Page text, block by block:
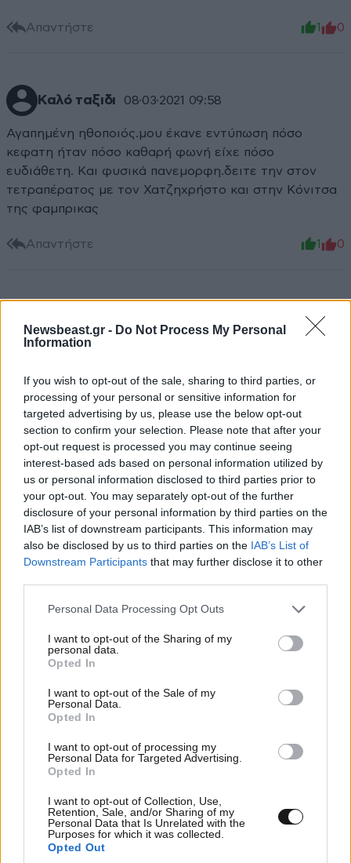
Newsbeast.gr - Do Not Process My Personal
Information
If you wish to opt-out of the sale, sharing to third parties, or
processing of your personal or sensitive information for
targeted advertising by us, please use the below opt-out
section to confirm your selection. Please note that after your
opt-out request is processed you may continue seeing
interest-based ads based on personal information utilized by
us or personal information disclosed to third parties prior to
your opt-out. You may separately opt-out of the further
disclosure of your personal information by third parties on the
IAB’s list of downstream participants. This information may
also be disclosed by us to third parties on the IAB’s List of
Downstream Participants that may further disclose it to other
Please note that this website/app uses one or more Google
not limited to your visit or usage behaviour. You may click to
grant or deny consent to Google and its third-party tags to
use your data for below specified purposes in below Google
consent section.
Personal Data Processing Opt Outs
I want to opt-out of the Sharing of my
personal data.
Opted In
I want to opt-out of the Sale of my
Personal Data.
Opted In
I want to opt-out of processing my
Personal Data for Targeted Advertising.
Opted In
I want to opt-out of Collection, Use,
Retention, Sale, and/or Sharing of my
Personal Data that Is Unrelated with the
Purposes for which it was collected.
Opted Out
Απαντήστε 1 0
Καλό ταξιδι 08·03·2021 09:58
Αγαπημένη ηθοποιός.μου έκανε εντύπωση πόσο
κεφατη ήταν πόσο καθαρή φωνή είχε πόσο
ευδιάθετη. Και φυσικά πανεμορφη.δειτε την στον
τετραπέρατος με τον Χατζηχρήστο και στην Κόνιτσα
της φαμπρικας
Απαντήστε 1 0
TRENDING
για λίγο το όνειρο «των δύο ηπείρων και των
πέντε θαλασσών»